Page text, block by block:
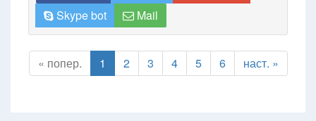
Skype bot
Mail
« попер. 1 2 3 4 5 6 наст. »